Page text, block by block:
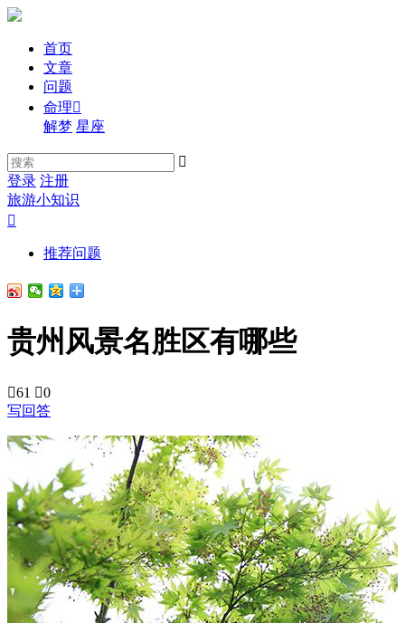
首页
文章
问题
命理
解梦 星座

登录 注册
旅游小知识

推荐问题
贵州风景名胜区有哪些
61 0
写回答